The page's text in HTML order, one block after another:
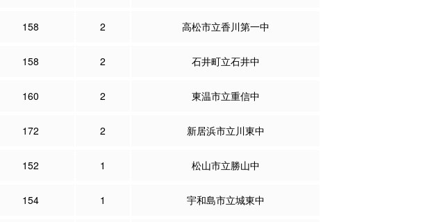
158 2 高松市立香川第一中
158 2 石井町立石井中
160 2 東温市立重信中
172 2 新居浜市立川東中
152 1 松山市立勝山中
154 1 宇和島市立城東中